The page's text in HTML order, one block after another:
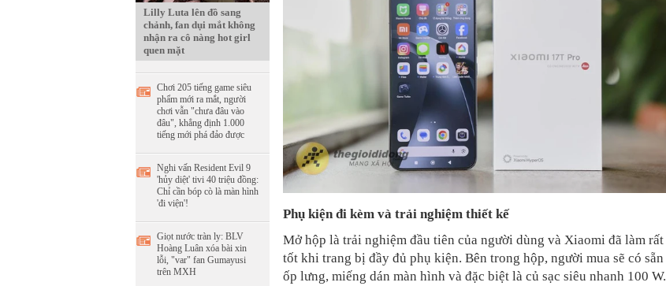
Lilly Luta lên đồ sang
chảnh, fan dụi mắt không
nhận ra cô nàng hot girl
quen mặt
Chơi 205 tiếng game siêu
phẩm mới ra mắt, người
chơi vẫn "chưa đâu vào
đâu", khẳng định 1.000
tiếng mới phá đảo được
Nghi vấn Resident Evil 9
'hủy diệt' tivi 40 triệu đồng:
Chỉ cần bóp cò là màn hình
'đi viện'!
Giọt nước tràn ly: BLV
Hoàng Luân xóa bài xin
lỗi, "var" fan Gumayusi
trên MXH
Phụ kiện đi kèm và trải nghiệm thiết kế
Mở hộp là trải nghiệm đầu tiên của người dùng và Xiaomi đã làm rất
tốt khi trang bị đầy đủ phụ kiện. Bên trong hộp, người mua sẽ có sẵn
ốp lưng, miếng dán màn hình và đặc biệt là củ sạc siêu nhanh 100 W.